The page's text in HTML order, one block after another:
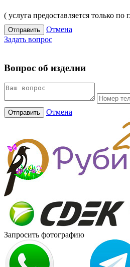
( услуга предоставляется только
Отправить
Отмена
Задать вопрос
Вопрос об изделии
Отправить Отмена
Запросить фотографию